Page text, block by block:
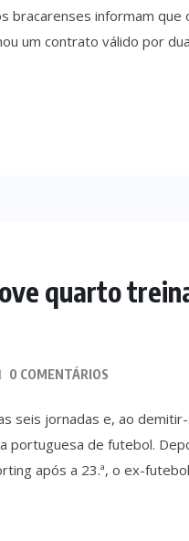
bracarenses informam
um contrato válido por
quarto
0 COMENTÁRIOS
seis jornadas e, ao
portuguesa de futebol.
após a 23.ª, o ex-